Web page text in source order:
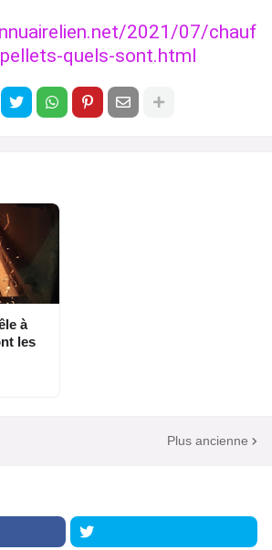
2021/07/chauf
quels-sont.html
à
les
Plus ancienne